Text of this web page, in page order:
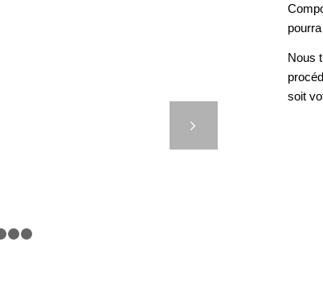
Nous
soit